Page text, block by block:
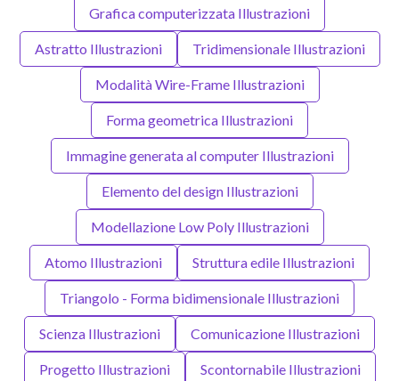
Grafica computerizzata Illustrazioni
Astratto Illustrazioni Tridimensionale Illustrazioni
Modalità Wire-Frame Illustrazioni
Forma geometrica Illustrazioni
Immagine generata al computer Illustrazioni
Elemento del design Illustrazioni
Modellazione Low Poly Illustrazioni
Atomo Illustrazioni Struttura edile Illustrazioni
Triangolo - Forma bidimensionale Illustrazioni
Scienza Illustrazioni Comunicazione Illustrazioni
Progetto Illustrazioni Scontornabile Illustrazioni